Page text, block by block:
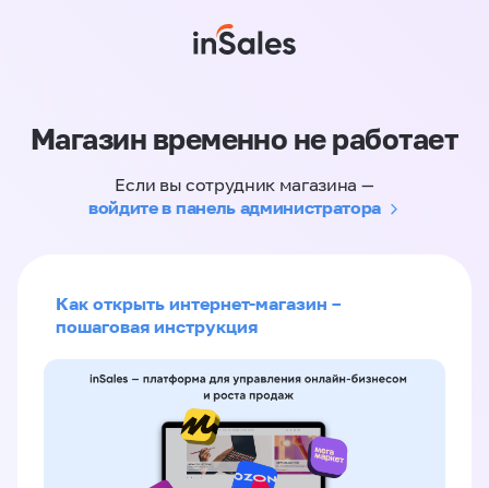
Магазин временно не работает
Если вы сотрудник магазина —
войдите в панель администратора
Как открыть интернет-магазин –
пошаговая инструкция